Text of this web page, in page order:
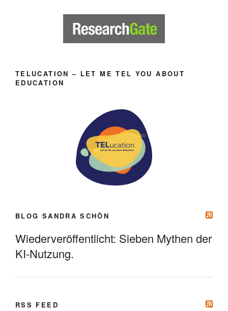
TELUCATION – LET ME TEL YOU ABOUT
EDUCATION
BLOG SANDRA SCHÖN
Wiederveröffentlicht: Sieben Mythen der
KI-Nutzung.
RSS FEED